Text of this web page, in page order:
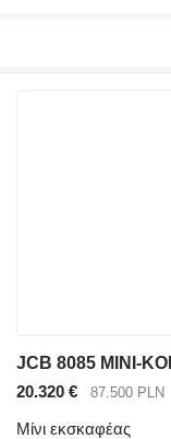
20.320 € 87.500 PLN
Μίνι εκσκαφέας